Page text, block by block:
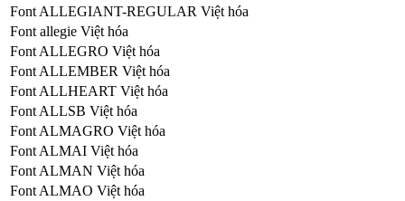
Font ALLEGIANT-REGULAR Việt hóa
Font allegie Việt hóa
Font ALLEGRO Việt hóa
Font ALLEMBER Việt hóa
Font ALLHEART Việt hóa
Font ALLSB Việt hóa
Font ALMAGRO Việt hóa
Font ALMAI Việt hóa
Font ALMAN Việt hóa
Font ALMAO Việt hóa